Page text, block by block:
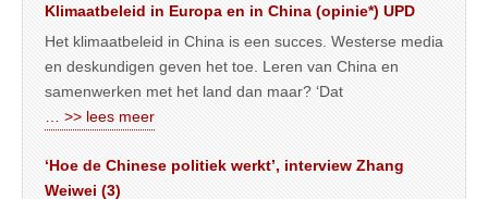
Klimaatbeleid in Europa en in China (opinie*) UPD
Het klimaatbeleid in China is een succes. Westerse media
en deskundigen geven het toe. Leren van China en
samenwerken met het land dan maar? ‘Dat
… >> lees meer
‘Hoe de Chinese politiek werkt’, interview Zhang
Weiwei (3)